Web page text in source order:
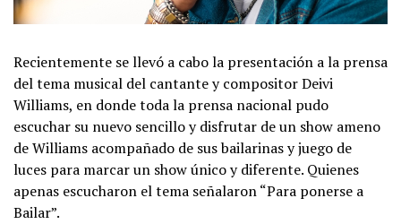
Recientemente se llevó a cabo la presentación a la prensa
del tema musical del cantante y compositor Deivi
Williams, en donde toda la prensa nacional pudo
escuchar su nuevo sencillo y disfrutar de un show ameno
de Williams acompañado de sus bailarinas y juego de
luces para marcar un show único y diferente. Quienes
apenas escucharon el tema señalaron “Para ponerse a
Bailar”.